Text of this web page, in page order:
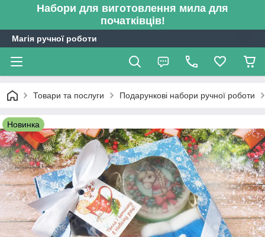
Набори для виготовлення мила для
початківців!
Магія ручної роботи
Товари та послуги Подарункові набори ручної роботи
Новинка